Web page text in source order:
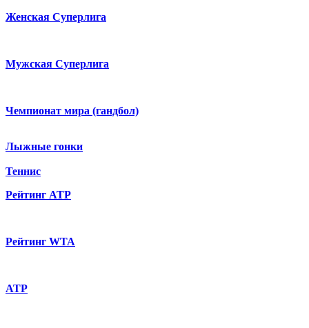
Женская Суперлига
Мужская Суперлига
Чемпионат мира (гандбол)
Лыжные гонки
Теннис
Рейтинг ATP
Рейтинг WTA
ATP